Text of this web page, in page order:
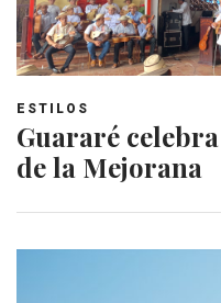
ESTILOS
Guararé
de la Mejorana